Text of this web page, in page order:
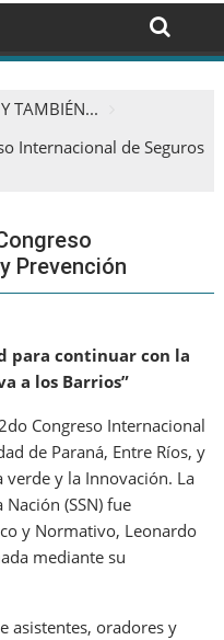
TAMBIÉN...
Internacional de Seguros
Prevención
para continuar con la
a los Barrios”
Congreso Internacional
de Paraná, Entre Ríos, y
y la Innovación. La
(SSN) fue
y Normativo, Leonardo
mediante su
asistentes, oradores y